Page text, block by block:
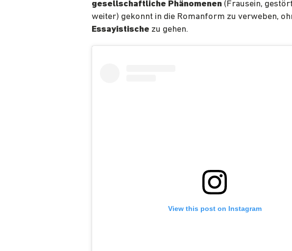
gesellschaftliche Phänomenen (Frausein,
weiter) gekonnt in die Romanform zu verweben,
Essayistische zu gehen.
View this post on Instagram